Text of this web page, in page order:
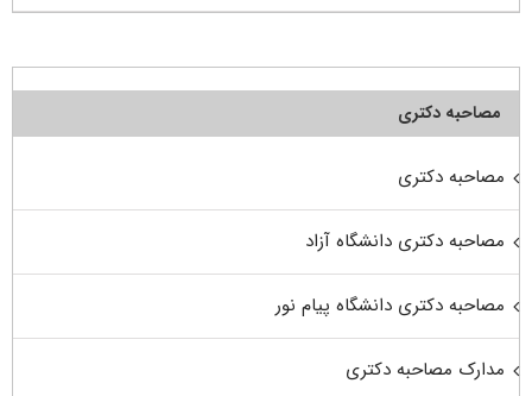
مصاحبه دکتری
مصاحبه دکتری
مصاحبه دکتری دانشگاه آزاد
مصاحبه دکتری دانشگاه پیام نور
مدارک مصاحبه دکتری